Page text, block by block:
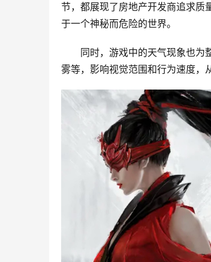
节，都展现了房地产开发商追求质
于一个神秘而危险的世界。
同时，游戏中的天气现象也为
雾等，影响视觉范围和行为速度，